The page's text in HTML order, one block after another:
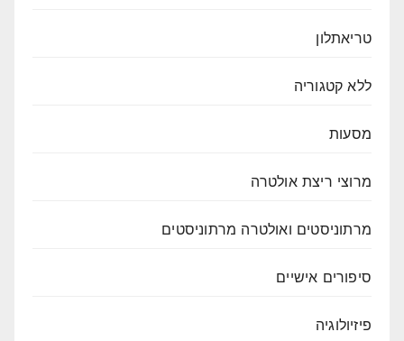
טריאתלון
ללא קטגוריה
מסעות
מרוצי ריצת אולטרה
מרתוניסטים ואולטרה מרתוניסטים
סיפורים אישיים
פיזיולוגיה